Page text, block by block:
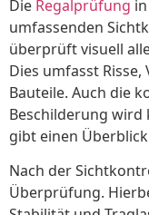
Die Regalprüfung
umfassenden
überprüft visuell
Dies umfasst
Bauteile. Auch die
Beschilderung
gibt einen
Nach der
Überprüfung.